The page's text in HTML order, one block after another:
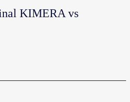
KIMERA vs